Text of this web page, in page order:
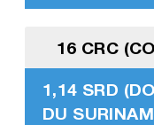
16 CRC
1,14 SRD
DU